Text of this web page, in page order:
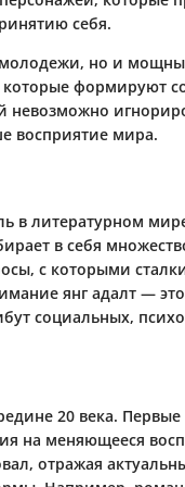
себя.
молодежи, но и
формируют
невозможно
восприятие мира.
в литературном
в себя
с которыми
янг адалт —
социальных,
20 века.
на меняющееся
отражая